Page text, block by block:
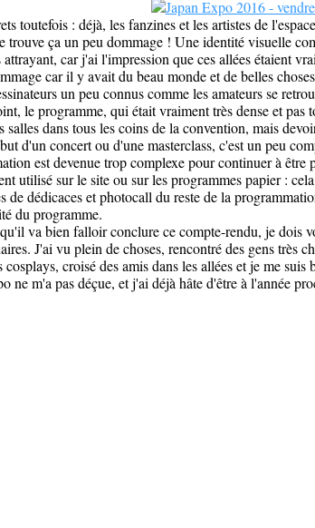
toutefois : déjà, les fanzines et les artistes de
trouve ça un peu dommage ! Une identité visuelle
attrayant, car j'ai l'impression que ces allées étaient
car il y avait du beau monde et de belles
un peu connus comme les amateurs se
le programme, qui était vraiment très dense et pas
salles dans tous les coins de la convention, mais
d'un concert ou d'une masterclass, c'est un peu
est devenue trop complexe pour continuer à être
utilisé sur le site ou sur les programmes papier :
de dédicaces et photocall du reste de la
du programme.
va bien falloir conclure ce compte-rendu, je dois
J'ai vu plein de choses, rencontré des gens très
croisé des amis dans les allées et je me suis
ne m'a pas déçue, et j'ai déjà hâte d'être à l'année